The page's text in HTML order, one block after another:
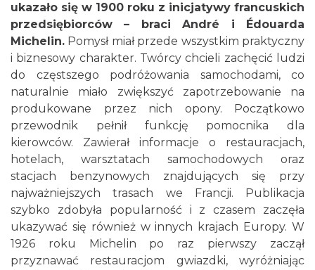
ukazało się w 1900 roku z inicjatywy francuskich
przedsiębiorców – braci André i Édouarda
Michelin. Pomysł miał przede wszystkim praktyczny
i biznesowy charakter. Twórcy chcieli zachęcić ludzi
do częstszego podróżowania samochodami, co
naturalnie miało zwiększyć zapotrzebowanie na
produkowane przez nich opony. Początkowo
przewodnik pełnił funkcję pomocnika dla
kierowców. Zawierał informacje o restauracjach,
hotelach, warsztatach samochodowych oraz
stacjach benzynowych znajdujących się przy
najważniejszych trasach we Francji. Publikacja
szybko zdobyła popularność i z czasem zaczęła
ukazywać się również w innych krajach Europy. W
1926 roku Michelin po raz pierwszy zaczął
przyznawać restauracjom gwiazdki, wyróżniając